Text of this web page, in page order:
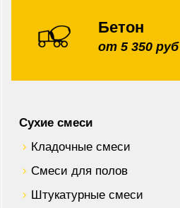
Бетон
от 5 350 руб
Сухие смеси
Кладочные смеси
Смеси для полов
Штукатурные смеси